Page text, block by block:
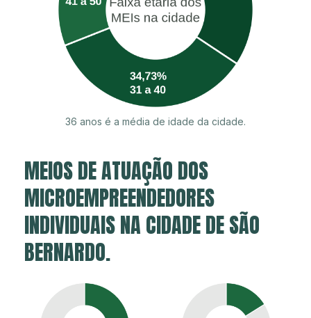
36 anos é a média de idade da cidade.
MEIOS DE ATUAÇÃO DOS
MICROEMPREENDEDORES
INDIVIDUAIS NA CIDADE DE SÃO
BERNARDO.